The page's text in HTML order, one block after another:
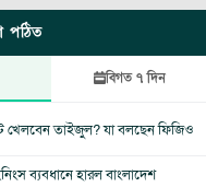
পঠিত
বিগত ৭ দিন
খেলবেন তাইজুল? যা বলছেন ফিজিও
ব্যবধানে হারল বাংলাদেশ